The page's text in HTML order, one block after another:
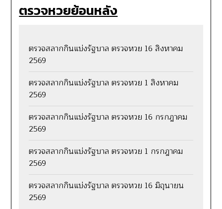
ตรวจหวยย้อนหลัง
ตรวจสลากกินแบ่งรัฐบาล ตรวจหวย 16 สิงหาคม
2569
ตรวจสลากกินแบ่งรัฐบาล ตรวจหวย 1 สิงหาคม
2569
ตรวจสลากกินแบ่งรัฐบาล ตรวจหวย 16 กรกฎาคม
2569
ตรวจสลากกินแบ่งรัฐบาล ตรวจหวย 1 กรกฎาคม
2569
ตรวจสลากกินแบ่งรัฐบาล ตรวจหวย 16 มิถุนายน
2569